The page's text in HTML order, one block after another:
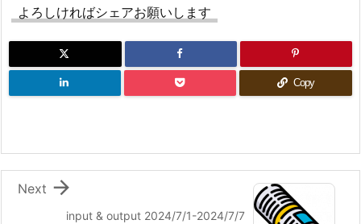
よろしければシェアお願いします
Copy
input & output 2024/7/1-2024/7/7

Next